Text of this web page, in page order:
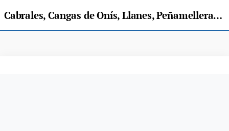
Cabrales, Cangas de Onís, Llanes, Peñamellera Alta, Ribadedeva y Ribadesella se suman a la marca Pueblos Rupestres de España, de la mano del Leader del Oriente de Asturias